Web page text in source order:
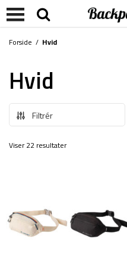
Forside / Hvid
Hvid
Filtrér
Viser 22 resultater